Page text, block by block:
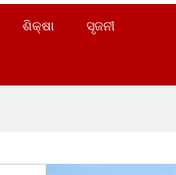
ଶିକ୍ଷା ସୃଜନୀ